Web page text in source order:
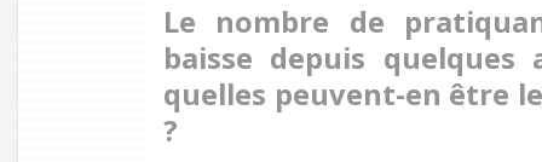
Le nombre de
baisse depuis quelques
quelles peuvent-en être
?